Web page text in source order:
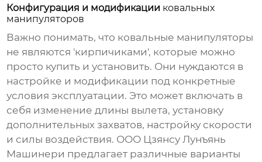
Конфигурация и модификации ковальных
манипуляторов
Важно понимать, что ковальные манипуляторы
не являются 'кирпичиками', которые можно
просто купить и установить. Они нуждаются в
настройке и модификации под конкретные
условия эксплуатации. Это может включать в
себя изменение длины вылета, установку
дополнительных захватов, настройку скорости
и силы воздействия. ООО Цзянсу Лунъянь
Машинери предлагает различные варианты